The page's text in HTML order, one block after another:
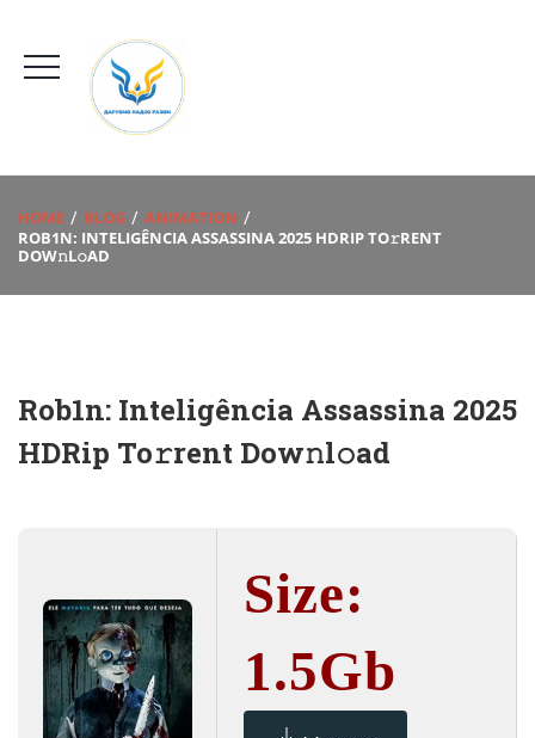
HOME BLOG
ANIMATION
ROB1N: INTELIGÊNCIA ASSASSINA 2025 HDRIP TO𝚛RENT
DOW𝚗L𝚘AD
Rob1n: Inteligência Assassina 2025
HDRip To𝚛rent Dow𝚗l𝚘ad
Size:
1.5Gb